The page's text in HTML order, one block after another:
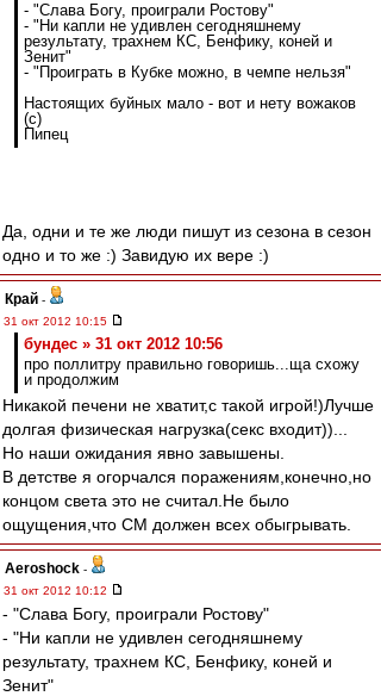
- "Слава Богу, проиграли Ростову"
- "Ни капли не удивлен сегодняшнему
результату, трахнем КС, Бенфику, коней и
Зенит"
- "Проиграть в Кубке можно, в чемпе нельзя"
Настоящих буйных мало - вот и нету вожаков
(с)
Пипец
Да, одни и те же люди пишут из сезона в сезон
одно и то же :) Завидую их вере :)
Край -
31 окт 2012 10:15
бундес » 31 окт 2012 10:56
про поллитру правильно говоришь...ща схожу
и продолжим
Никакой печени не хватит,с такой игрой!)Лучше
долгая физическая нагрузка(секс входит))...
Но наши ожидания явно завышены.
В детстве я огорчался поражениям,конечно,но
концом света это не считал.Не было
ощущения,что СМ должен всех обыгрывать.
Aeroshock -
31 окт 2012 10:12
- "Слава Богу, проиграли Ростову"
- "Ни капли не удивлен сегодняшнему
результату, трахнем КС, Бенфику, коней и
Зенит"